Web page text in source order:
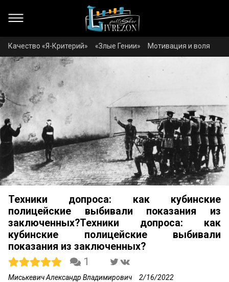
Качество «Я-Критерий» «Злые Гении» Мотивация и воля
Техники допроса: как кубинские
полицейские выбивали показания из
заключенных?Техники допроса: как
кубинские полицейские выбивали
показания из заключенных?
1
Миськевич Александр Владимирович 2/16/2022